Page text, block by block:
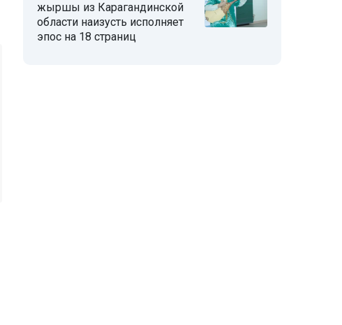
жыршы из Карагандинской
области наизусть исполняет
эпос на 18 страниц